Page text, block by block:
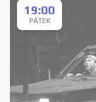
19:00
PÁTEK